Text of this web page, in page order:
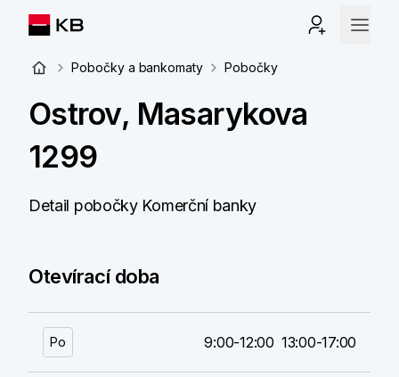
Pobočky a bankomaty Pobočky
Ostrov, Masarykova
1299
Detail pobočky Komerční banky
Otevírací doba
Po 9:00-12:00 13:00-17:00